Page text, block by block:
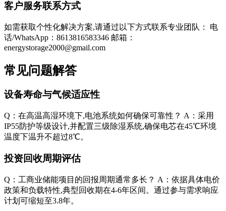
客户服务联系方式
如需获取个性化解决方案,请通过以下方式联系专业团队： 电
话/WhatsApp：8613816583346 邮箱：
energystorage2000@gmail.com
常见问题解答
设备寿命与气候适应性
Q：在高温高湿环境下,电池系统如何确保可靠性？ A：采用
IP55防护等级设计,并配置三级除湿系统,确保电芯在45℃环境
温度下温升不超过8℃。
投资回收周期评估
Q：工商业储能项目的回报周期通常多长？ A：依据具体电价
政策和负载特性,典型回收期在4-6年区间。通过参与需求响应
计划可缩短至3.8年。